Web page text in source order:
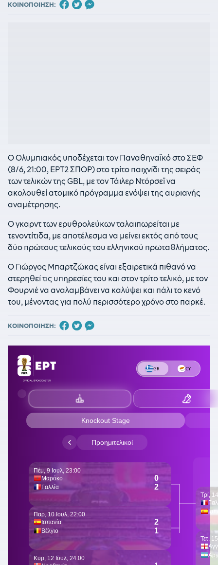
ΚΟΙΝΟΠΟΙΗΣΗ:
Ο Ολυμπιακός υποδέχεται τον Παναθηναϊκό στο ΣΕΦ
(8/6, 21:00, ΕΡΤ2 ΣΠΟΡ) στο τρίτο παιχνίδι της σειράς
των τελικών της GBL, με τον Τάιλερ Ντόρσεϊ να
ακολουθεί ατομικό πρόγραμμα ενόψει της αυριανής
αναμέτρησης.
Ο γκαρντ των ερυθρολεύκων ταλαιπωρείται με
τενοντίτιδα, με αποτέλεσμα να μείνει εκτός από τους
δύο πρώτους τελικούς του ελληνικού πρωταθλήματος.
Ο Γιώργος Μπαρτζώκας είναι εξαιρετικά πιθανό να
στερηθεί τις υπηρεσίες του και στον τρίτο τελικό, με τον
Φουρνιέ να αναλαμβάνει να καλύψει και πάλι το κενό
του, μένοντας για πολύ περισσότερο χρόνο στο παρκέ.
ΚΟΙΝΟΠΟΙΗΣΗ: